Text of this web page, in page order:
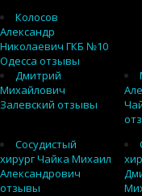
Колосов
Александр
Николаевич ГКБ №10
Одесса отзывы
Дмитрий
Михайлович
Залевский отзывы
Сосудистый
хирург Чайка Михаил
Александрович
отзывы